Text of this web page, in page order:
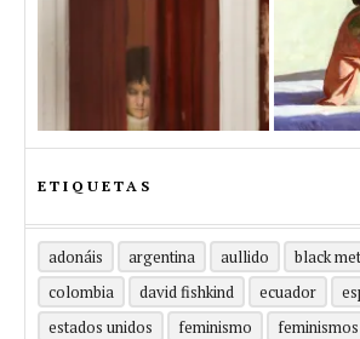
ETIQUETAS
adonáis argentina aullido black
colombia
david fishkind ecuador
estados unidos
feminismo feminismos